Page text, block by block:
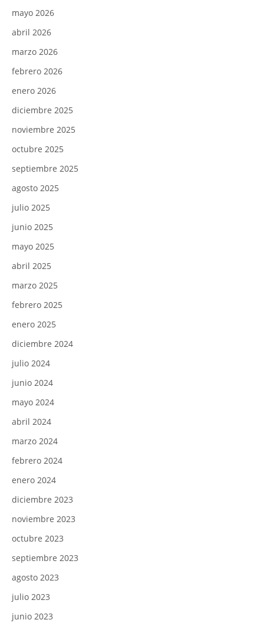
mayo 2026
abril 2026
marzo 2026
febrero 2026
enero 2026
diciembre 2025
noviembre 2025
octubre 2025
septiembre 2025
agosto 2025
julio 2025
junio 2025
mayo 2025
abril 2025
marzo 2025
febrero 2025
enero 2025
diciembre 2024
julio 2024
junio 2024
mayo 2024
abril 2024
marzo 2024
febrero 2024
enero 2024
diciembre 2023
noviembre 2023
octubre 2023
septiembre 2023
agosto 2023
julio 2023
junio 2023